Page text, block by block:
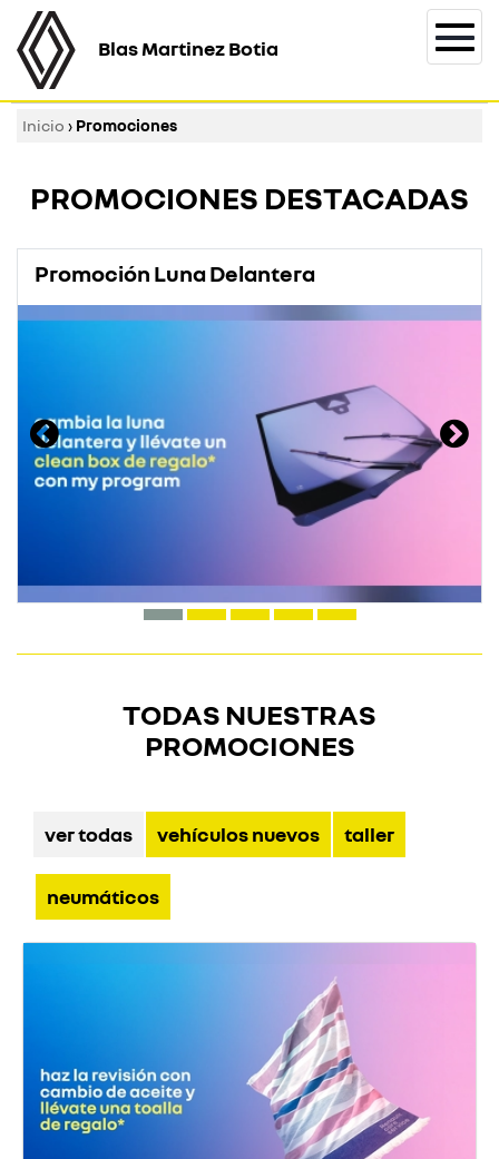
Blas Martinez Botia
Inicio › Promociones
PROMOCIONES DESTACADAS
Promoción Luna Delantera
TODAS NUESTRAS
PROMOCIONES
ver todas vehículos nuevos taller
neumáticos